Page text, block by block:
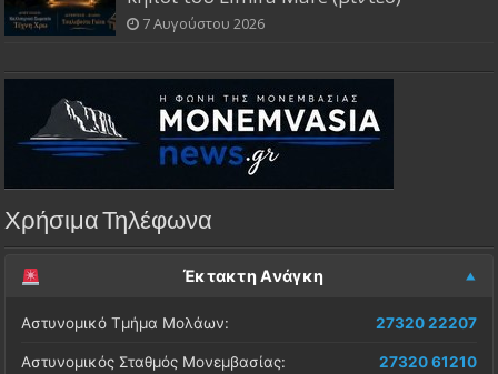
7 Αυγούστου 2026
Χρήσιμα Τηλέφωνα
Έκτακτη Ανάγκη
Αστυνομικό Τμήμα Μολάων: 27320 22207
Αστυνομικός Σταθμός Μονεμβασίας: 27320 61210